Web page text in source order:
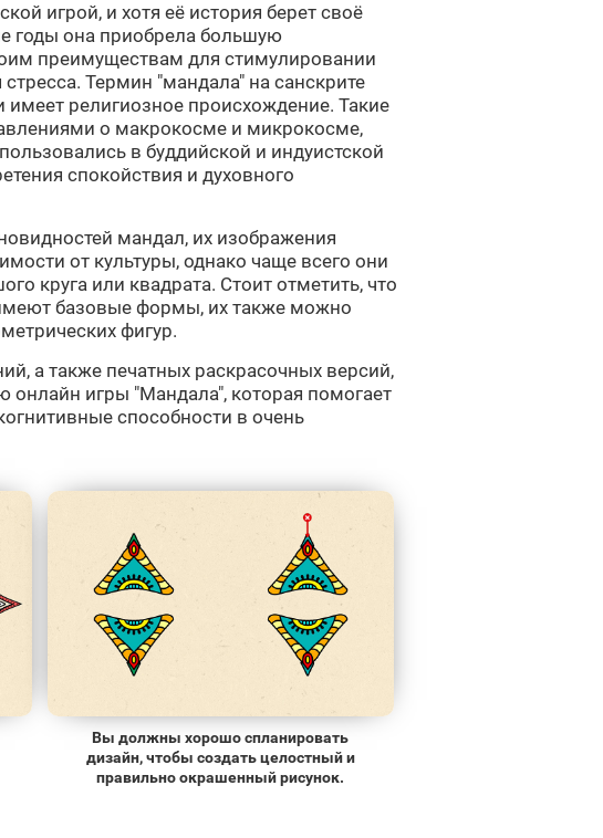
игрой, и хотя её история берет своё
годы она приобрела большую
преимуществам для стимулировании
Термин "мандала" на санскрите
имеет религиозное происхождение. Такие
о макрокосме и микрокосме,
в буддийской и индуистской
спокойствия и духовного
мандал, их изображения
от культуры, однако чаще всего они
круга или квадрата. Стоит отметить, что
базовые формы, их также можно
фигур.
а также печатных раскрасочных версий,
онлайн игры "Мандала", которая помогает
способности в очень
Вы должны хорошо спланировать
дизайн, чтобы создать целостный и
правильно окрашенный рисунок.